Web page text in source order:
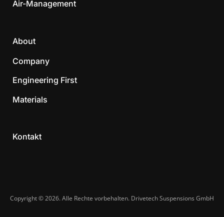
Air-Management
About
Company
Engineering First
Materials
Kontakt
Copyright © 2026. Alle Rechte vorbehalten. Drivetech Suspensions GmbH​